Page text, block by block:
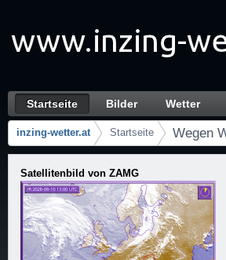
Wegen Wartungsarbeiten
नेविगेशन
Startseite Bilder Wetter
ब्रेडकृमस
inzing-wetter.at Startseite Wegen
Satellitenbild von ZAMG